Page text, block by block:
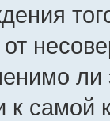
ли
самой